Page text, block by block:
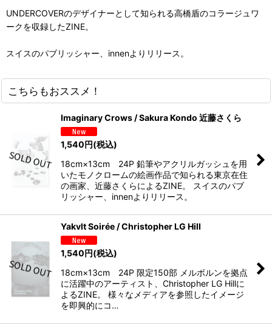
UNDERCOVERのデザイナーとして知られる高橋盾のコラージュワ
ークを収録したZINE。
スイスのパブリッシャー、innenよりリリース。
こちらもおススメ！
Imaginary Crows / Sakura Kondo 近藤さくら
1,540円(税込)
18cm×13cm 24P 鉛筆やアクリルガッシュを用
いたモノクロームの絵画作品で知られる東京在住
の画家、近藤さくらによるZINE。 スイスのパブ
リッシャー、innenよりリリース。
Yakvlt Soirée / Christopher LG Hill
1,540円(税込)
18cm×13cm 24P 限定150部 メルボルンを拠点
に活躍中のアーティスト、Christopher LG Hillに
よるZINE。 様々なメディアを参照したイメージ
を即興的にコ…